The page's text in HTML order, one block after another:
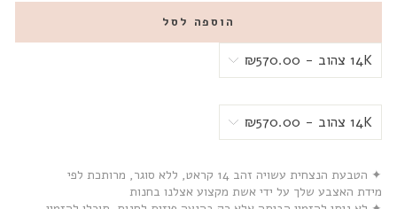
הוספה לסל
✦ הטבעת הנצחית עשויה זהב 14 קראט, ללא סוגר, מרותכת לפי
מידת האצבע שלך על ידי אשת מקצוע אצלנו בחנות